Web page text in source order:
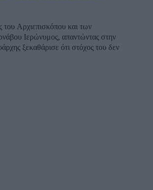
Αρχιεπισκόπου και των
Ιερώνυμος, απαντώντας στην
ξεκαθάρισε ότι στόχος του δεν